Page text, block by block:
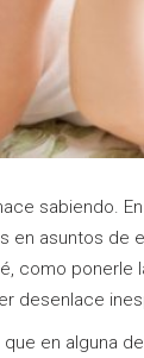
sabiendo.
en asuntos
como
desenlace
en alguna